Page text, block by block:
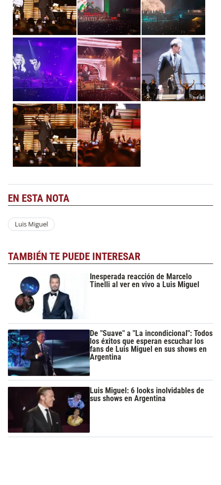
EN ESTA NOTA
Luis Miguel
TAMBIÉN TE PUEDE INTERESAR
Inesperada reacción de Marcelo
Tinelli al ver en vivo a Luis Miguel
De "Suave" a "La incondicional": Todos
los éxitos que esperan escuchar los
fans de Luis Miguel en sus shows en
Argentina
Luis Miguel: 6 looks inolvidables de
sus shows en Argentina